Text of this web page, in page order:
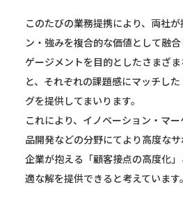
このたびの業務提携により、両社
ン・強みを複合的な価値として融
ゲージメントを目的としたさまざ
と、それぞれの課題感にマッチし
グを提供してまいります。
これにより、イノベーション・マ
品開発などの分野にてより高度なサ
企業が抱える「顧客接点の高度化
適な解を提供できると考えています。